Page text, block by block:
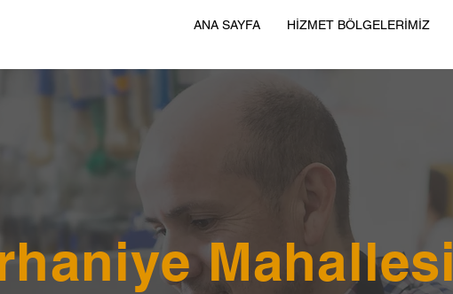
ANA SAYFA HİZMET BÖLGELERİMİZ
Mahallesi